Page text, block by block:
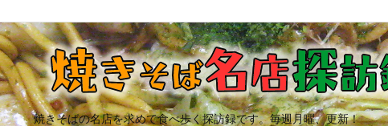
焼きそばの名店を求めて食べ歩く探訪録です。毎週月曜、更新！